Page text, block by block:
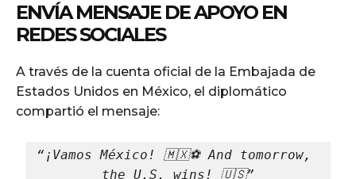
ENVÍA MENSAJE DE APOYO EN
REDES SOCIALES
A través de la cuenta oficial de la Embajada de
Estados Unidos en México, el diplomático
compartió el mensaje:
“¡Vamos México! 🇲🇽⚽ And tomorrow,
the U.S. wins! 🇺🇸”